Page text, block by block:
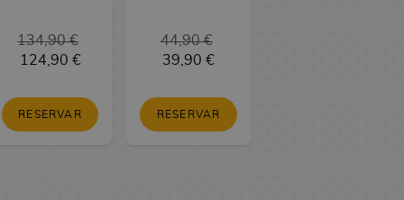
134,90 €
124,90 €
RESERVAR
44,90 €
39,90 €
RESERVAR